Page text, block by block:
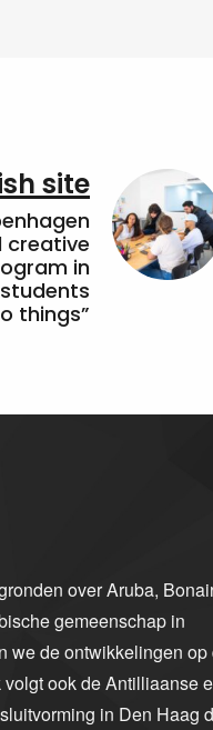
site
creative
in
things”
over Aruba,
gemeenschap in
we de ontwikkelingen op
ook de Antilliaanse
in Den Haag